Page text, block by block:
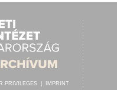
PRIVILEGES IMPRINT